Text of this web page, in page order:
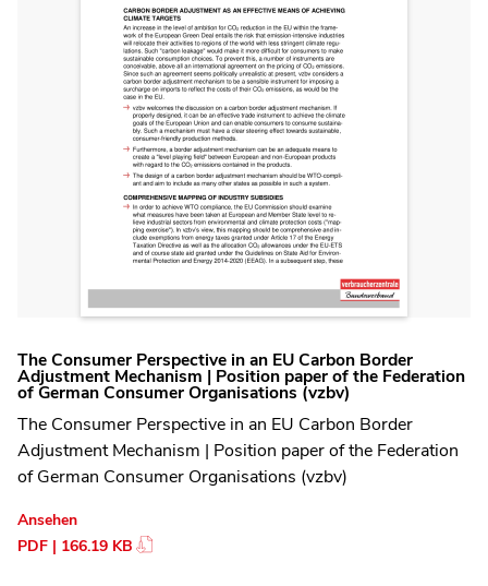
The Consumer Perspective in an EU Carbon Border
Adjustment Mechanism | Position paper of the Federation
of German Consumer Organisations (vzbv)
The Consumer Perspective in an EU Carbon Border
Adjustment Mechanism | Position paper of the Federation
of German Consumer Organisations (vzbv)
Ansehen
PDF | 166.19 KB